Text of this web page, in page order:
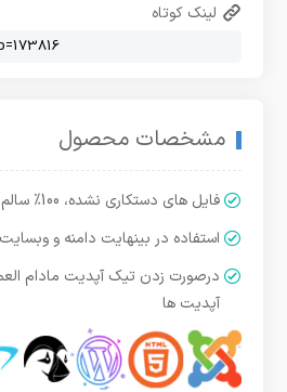
لینک کوتاه
مشخصات محصول
فایل های دستکاری نشده، 100% سالم و بدون ویروس
استفاده در بینهایت دامنه و وبسایت
درصورت زدن تیک آپدیت مادام
آپدیت ها